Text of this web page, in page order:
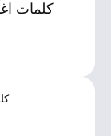
كلمات